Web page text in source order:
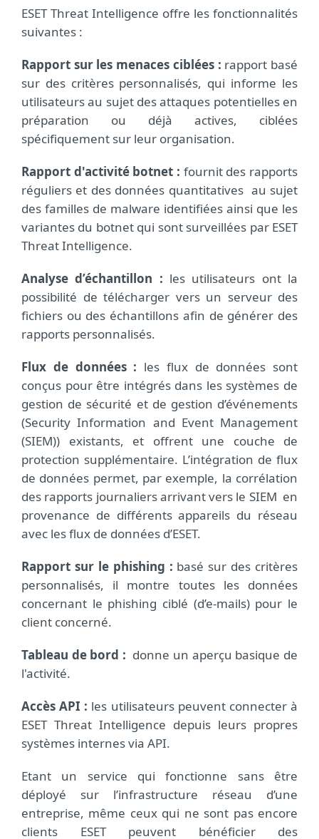
ESET Threat Intelligence offre les fonctionnalités
suivantes :
Rapport sur les menaces ciblées : rapport basé
sur des critères personnalisés, qui informe les
utilisateurs au sujet des attaques potentielles en
préparation ou déjà actives, ciblées
spécifiquement sur leur organisation.
Rapport d'activité botnet : fournit des rapports
réguliers et des données quantitatives au sujet
des familles de malware identifiées ainsi que les
variantes du botnet qui sont surveillées par ESET
Threat Intelligence.
Analyse d’échantillon : les utilisateurs ont la
possibilité de télécharger vers un serveur des
fichiers ou des échantillons afin de générer des
rapports personnalisés.
Flux de données : les flux de données sont
conçus pour être intégrés dans les systèmes de
gestion de sécurité et de gestion d’événements
(Security Information and Event Management
(SIEM)) existants, et offrent une couche de
protection supplémentaire. L’intégration de flux
de données permet, par exemple, la corrélation
des rapports journaliers arrivant vers le SIEM en
provenance de différents appareils du réseau
avec les flux de données d’ESET.
Rapport sur le phishing : basé sur des critères
personnalisés, il montre toutes les données
concernant le phishing ciblé (d’e-mails) pour le
client concerné.
Tableau de bord : donne un aperçu basique de
l'activité.
Accès API : les utilisateurs peuvent connecter à
ESET Threat Intelligence depuis leurs propres
systèmes internes via API.
Etant un service qui fonctionne sans être
déployé sur l’infrastructure réseau d’une
entreprise, même ceux qui ne sont pas encore
clients ESET peuvent bénéficier des